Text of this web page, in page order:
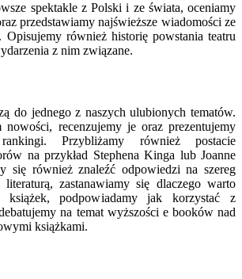
spektakle z Polski i ze świata, oceniamy
przedstawiamy najświeższe wiadomości ze
Opisujemy również historię powstania teatru
z nim związane.
do jednego z naszych ulubionych tematów.
nowości, recenzujemy je oraz prezentujemy
Przybliżamy również postacie
na przykład Stephena Kinga lub Joanne
się również znaleźć odpowiedzi na szereg
zastanawiamy się dlaczego warto
książek, podpowiadamy jak korzystać z
na temat wyższości e booków nad
książkami.